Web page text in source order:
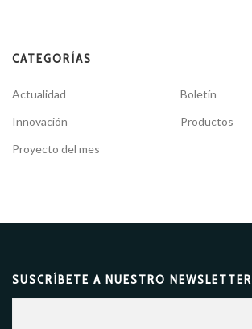
CATEGORÍAS
Actualidad
Boletín
Innovación
Productos
Proyecto del mes
SUSCRÍBETE A NUESTRO NEWSLETTER​